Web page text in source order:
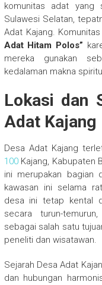
komunitas adat yang
Sulawesi Selatan,
Adat Kajang.
Adat Hitam Polos”
mereka gunakan
kedalaman makna
Lokasi dan
Adat Kajang
Desa Adat Kajang
100Kajang, Kabupaten
ini merupakan bagian
kawasan ini selama
desa ini tetap kental
secara turun-
sebagai salah satu
peneliti dan wisatawan.
Sejarah Desa Adat
dan hubungan